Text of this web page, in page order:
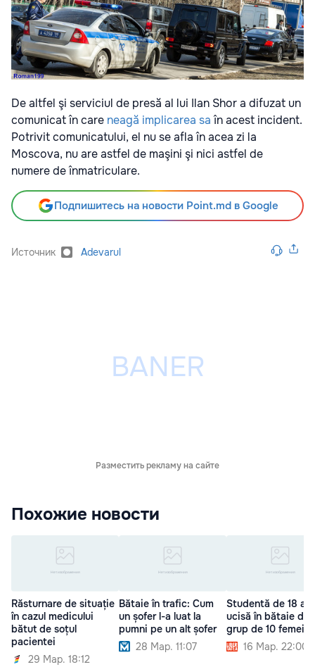
De altfel şi serviciul de presă al lui Ilan Shor a difuzat un
comunicat în care neagă implicarea saîn acest incident.
Potrivit comunicatului, el nu se afla în acea zi la
Moscova, nu are astfel de maşini şi nici astfel de
numere de înmatriculare.
Подпишитесь на новости Point.md в Google
Источник Adevarul
Разместить рекламу на сайте
Похожие новости
Răsturnare de situație
în cazul medicului
bătut de soțul
pacientei
29 Мар. 18:12
Bătaie în trafic: Cum
un șofer l-a luat la
pumni pe un alt șofer
28 Мар. 11:07
Studentă de 18
ucisă în bătaie de
grup de 10 femei
16 Мар. 22:00